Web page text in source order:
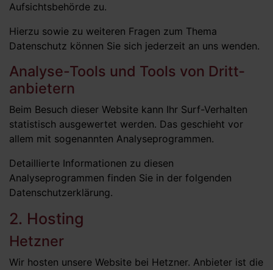
Aufsichtsbehörde zu.
Hierzu sowie zu weiteren Fragen zum Thema
Datenschutz können Sie sich jederzeit an uns wenden.
Analyse-Tools und Tools von Dritt­
anbietern
Beim Besuch dieser Website kann Ihr Surf-Verhalten
statistisch ausgewertet werden. Das geschieht vor
allem mit sogenannten Analyseprogrammen.
Detaillierte Informationen zu diesen
Analyseprogrammen finden Sie in der folgenden
Datenschutzerklärung.
2. Hosting
Hetzner
Wir hosten unsere Website bei Hetzner. Anbieter ist die